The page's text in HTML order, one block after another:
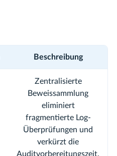
Beschreibung
Zentralisierte
Beweissammlung
eliminiert
fragmentierte Log-
Überprüfungen und
verkürzt die
Auditvorbereitungszeit.